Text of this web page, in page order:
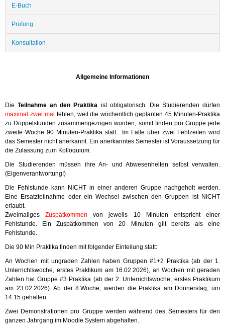
E-Buch
Prüfung
Konsultation
Allgemeine Informationen
DieTeilnahme an den Praktika ist obligatorisch. Die Studierenden dürfen
maximal zwei mal fehlen, weil die wöchentlich geplanten 45 Minuten-Praktika
zu Doppelstunden zusammengezogen wurden, somit finden pro Gruppe jede
zweite Woche 90 Minuten-Praktika statt. Im Falle über zwei Fehlzeiten wird
das Semester nicht anerkannt. Ein anerkanntes Semester ist Voraussetzung für
die Zulassung zum Kolloquium.
Die Studierenden müssen ihre An- und Abwesenheiten selbst verwalten.
(Eigenverantwortung!)
Die Fehlstunde kann NICHT in einer anderen Gruppe nachgeholt werden.
Eine Ersatzteilnahme oder ein Wechsel zwischen den Gruppen ist NICHT
erlaubt.
ZweimaligesZuspätkommen von jeweils 10 Minuten entspricht einer
Fehlstunde. Ein Zuspätkommen von 20 Minuten gilt bereits als eine
Fehlstunde.
Die 90 Min Praktika finden mit folgender Einteilung statt:
An Wochen mit ungraden Zahlen haben Gruppen #1+2 Praktika (ab der 1.
Unterrichtswoche, erstes Praktikum am 16.02.2026), an Wochen mit geraden
Zahlen hat Gruppe #3 Praktika (ab der 2. Unterrichtswoche, erstes Praktikum
am 23.02.2026). Ab der 8.Woche, werden die Praktika am Donnerstag, um
14.15 gehalten.
Zwei Demonstrationen pro Gruppe werden während des Semesters für den
ganzen Jahrgang im Moodle System abgehalten.